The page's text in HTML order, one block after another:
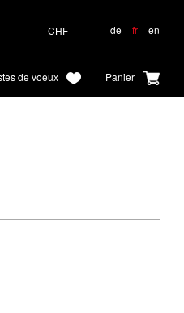
CHF de fr en
Panier
de voeux